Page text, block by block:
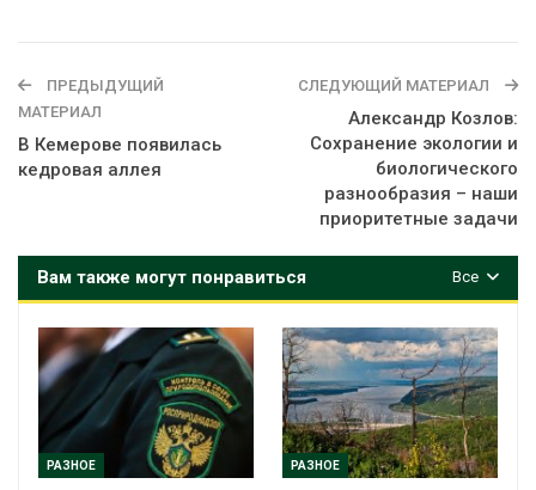
ПРЕДЫДУЩИЙ
МАТЕРИАЛ
В Кемерове появилась
кедровая аллея
СЛЕДУЮЩИЙ МАТЕРИАЛ
Александр Козлов:
Сохранение экологии и
биологического
разнообразия – наши
приоритетные задачи
Все
Вам также могут понравиться
РАЗНОЕ РАЗНОЕ